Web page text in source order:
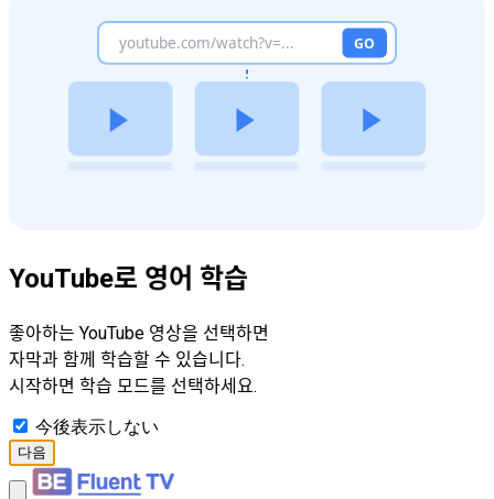
YouTube로 영어 학습
좋아하는 YouTube 영상을 선택하면
자막과 함께 학습할 수 있습니다.
시작하면 학습 모드를 선택하세요.
今後表示しない
다음